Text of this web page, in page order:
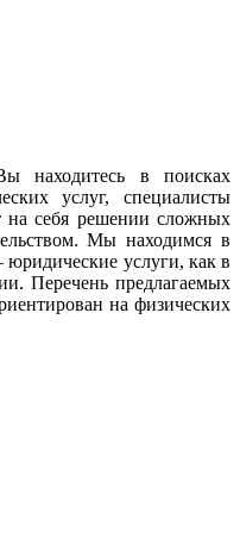
находитесь в поисках
услуг, специалисты
себя решении сложных
Мы находимся в
услуги, как в
Перечень предлагаемых
на физических